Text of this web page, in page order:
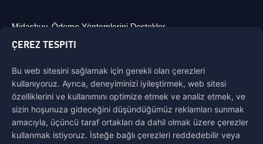
Midasbuy, Ödeme Yöntemlerini Destekler.
Bize Ulaşın
Yardıma ihtiyacınız varsa, bize ulaşmak için "Müşteri Hizmetleri"ne
tıklayarak bizimle iletişime geçebilirsiniz.
ÇEREZ TESPITI
Bu web sitesini sağlamak için gerekli olan çerezleri
kullanıyoruz. Ayrıca, deneyiminizi iyileştirmek, web sitesi
özelliklerini ve kullanımını optimize etmek ve analiz etmek, ve
sizin hoşunuza gideceğini düşündüğümüz reklamları sunmak
amacıyla, üçüncü taraf ortakları da dahil olmak üzere çerezler
kullanmak istiyoruz. İsteğe bağlı çerezleri reddedebilir veya